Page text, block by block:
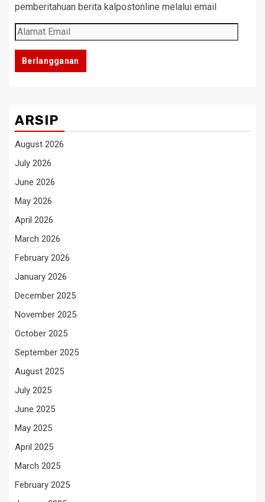
pemberitahuan berita kalpostonline melalui email
Alamat
Email
Berlangganan
ARSIP
August 2026
July 2026
June 2026
May 2026
April 2026
March 2026
February 2026
January 2026
December 2025
November 2025
October 2025
September 2025
August 2025
July 2025
June 2025
May 2025
April 2025
March 2025
February 2025